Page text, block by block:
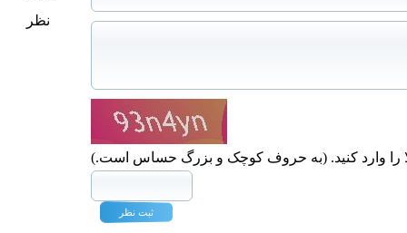
نظر
را وارد کنید. (به حروف کوچک و بزرگ حساس است.)